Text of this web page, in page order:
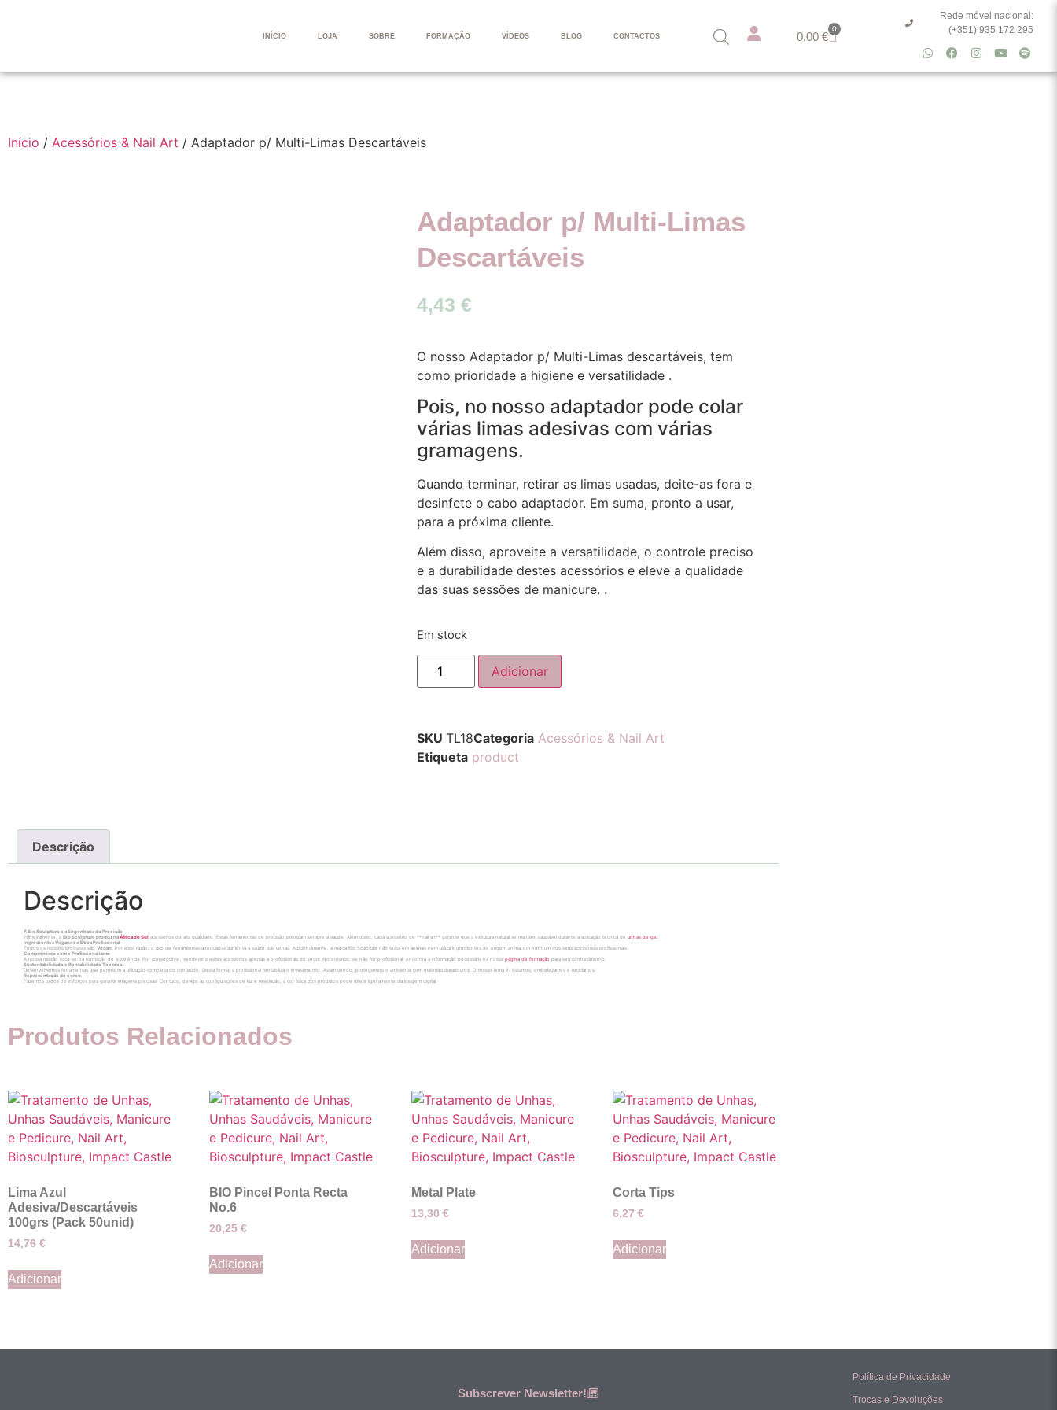
INÍCIO LOJA SOBRE FORMAÇÃO VÍDEOS BLOG CONTACTOS 0,00 €
0
Rede móvel nacional:
(+351) 935 172 295
Início / Acessórios & Nail Art / Adaptador p/ Multi-Limas Descartáveis
Adaptador p/ Multi-Limas
Descartáveis
4,43 €
O nosso Adaptador p/ Multi-Limas descartáveis, tem
como prioridade a higiene e versatilidade .
Pois, no nosso adaptador pode colar
várias limas adesivas com várias
gramagens.
Quando terminar, retirar as limas usadas, deite-as fora e
desinfete o cabo adaptador. Em suma, pronto a usar,
para a próxima cliente.
Além disso, aproveite a versatilidade, o controle preciso
e a durabilidade destes acessórios e eleve a qualidade
das suas sessões de manicure. .
Em stock
Adicionar
SKU TL18Categoria Acessórios & Nail Art
Etiqueta product
Descrição
Descrição
A Bio Sculpture e a Engenharia de Precisão
Primeiramente, a Bio Sculpture produz naÁfrica do Sul acessórios de alta qualidade. Estas ferramentas de precisão priorizam sempre a saúde. Além disso, cada acessório de **nail art** garante que a estrutura natural se mantém saudável durante a aplicação técnica de unhas de gel
Ingredientes Veganos e Ética Profissional
Todos os nossos produtos são Vegan . Por essa razão, o uso de ferramentas adequadas aumenta a saúde das unhas. Adicionalmente, a marca Bio Sculpture não testa em animais nem utiliza ingredientes de origem animal em nenhum dos seus acessórios profissionais.
Compromisso com o Profissionalismo
A nossa missão foca-se na formação de excelência. Por conseguinte, vendemos estes acessórios apenas a profissionais do setor. No entanto, se não for profissional, encontra a informação necessária na nossa página de formação para seu conhecimento.
Sustentabilidade e Rentabilidade Técnica
Desenvolvemos ferramentas que permitem a utilização completa do conteúdo. Desta forma, a profissional rentabiliza o investimento. Assim sendo, protegemos o ambiente com materiais duradouros. O nosso lema é: tratamos, embelezamos e reciclamos.
Representação de cores:
Fazemos todos os esforços para garantir imagens precisas. Contudo, devido às configurações de luz e resolução, a cor física dos produtos pode diferir ligeiramente da imagem digital.
Produtos Relacionados
Lima Azul
Adesiva/Descartáveis
100grs (Pack 50unid)
14,76 €
Adicionar
BIO Pincel Ponta Recta
No.6
20,25€
Adicionar
Metal Plate
13,30 €
Adicionar
Corta Tips
6,27 €
Adicionar
Subscrever Newsletter!
Política de Privacidade
Trocas e Devoluções